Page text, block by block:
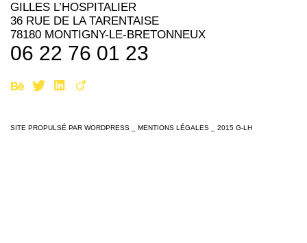
GILLES L’HOSPITALIER
36 RUE DE LA TARENTAISE
78180 MONTIGNY-LE-BRETONNEUX
06 22 76 01 23
SITE PROPULSÉ PAR WORDPRESS MENTIONS LÉGALES _ 2015 G-LH